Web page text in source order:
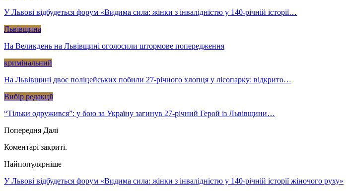
У Львові відбудеться форум «Видима сила: жінки з інвалідністю у 140-річній історії…
Львівщина
На Великдень на Львівщині оголосили штормове попередження
кримінальний
На Львівщині двоє поліцейських побили 27-річного хлопця у лісопарку: відкрито…
Вибір редакції
“Тільки одружився”: у бою за Україну загинув 27-річний Герой із Львівщини…
Попередня Далі
Коментарі закриті.
Найпопулярніше
У Львові відбудеться форум «Видима сила: жінки з інвалідністю у 140-річній історії жіночого руху»